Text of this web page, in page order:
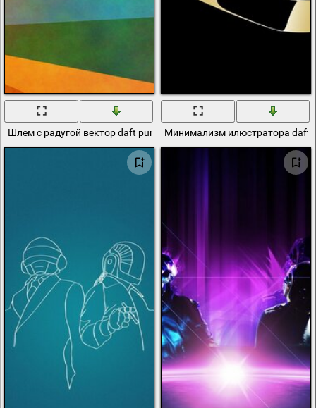
Шлем с радугой вектор daft punk Минимализм илюстратора daft